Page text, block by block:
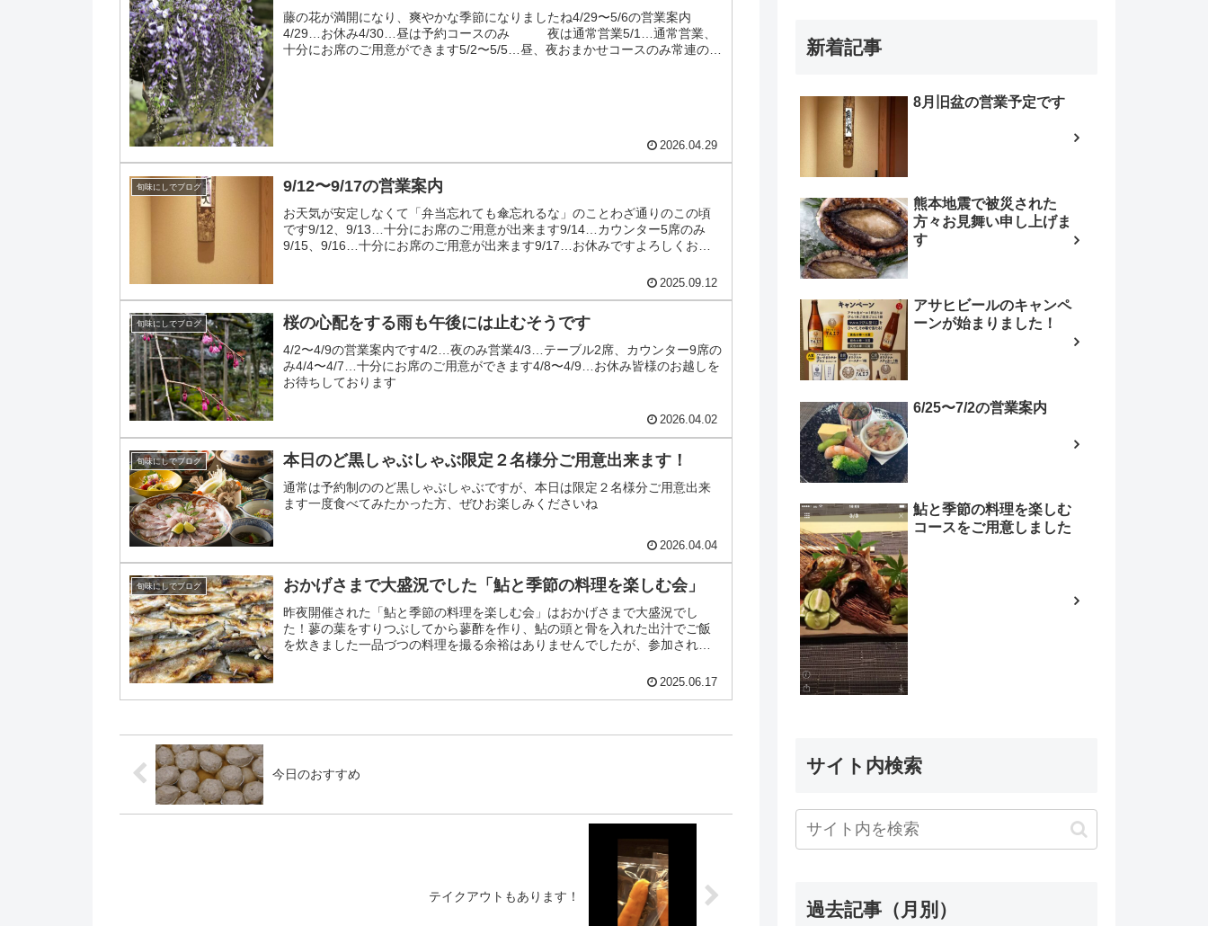
藤の花が満開になり、爽やかな季節になりましたね4/29〜5/6の営業案内
4/29…お休み4/30…昼は予約コースのみ 夜は通常営業5/1…通常営業、
十分にお席のご用意ができます5/2〜5/5…昼、夜おまかせコースのみ常連の皆
2026.04.29
旬味にしでブログ 9/12〜9/17の営業案内
お天気が安定しなくて「弁当忘れても傘忘れるな」のことわざ通りのこの頃
です9/12、9/13…十分にお席のご用意が出来ます9/14…カウンター5席のみ
9/15、9/16…十分にお席のご用意が出来ます9/17…お休みですよろしくお願
2025.09.12
旬味にしでブログ 桜の心配をする雨も午後には止むそうです
4/2〜4/9の営業案内です4/2…夜のみ営業4/3…テーブル2席、カウンター9席の
み4/4〜4/7…十分にお席のご用意ができます4/8〜4/9…お休み皆様のお越しを
お待ちしております
2026.04.02
旬味にしでブログ 本日のど黒しゃぶしゃぶ限定２名様分ご用意出来ます！
通常は予約制ののど黒しゃぶしゃぶですが、本日は限定２名様分ご用意出来
ます一度食べてみたかった方、ぜひお楽しみくださいね
2026.04.04
旬味にしでブログ おかげさまで大盛況でした「鮎と季節の料理を楽しむ会」
昨夜開催された「鮎と季節の料理を楽しむ会」はおかげさまで大盛況でし
た！蓼の葉をすりつぶしてから蓼酢を作り、鮎の頭と骨を入れた出汁でご飯
を炊きました一品づつの料理を撮る余裕はありませんでしたが、参加された
2025.06.17
今日のおすすめ
テイクアウトもあります！
新着記事
8月旧盆の営業予定です
熊本地震で被災された
方々お見舞い申し上げま
す
アサヒビールのキャンペ
ーンが始まりました！
6/25〜7/2の営業案内
鮎と季節の料理を楽しむ
コースをご用意しました
サイト内検索
過去記事（月別）